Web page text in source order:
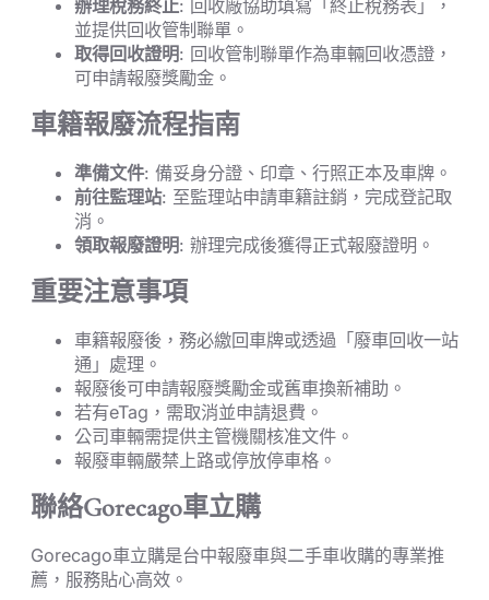
辦理稅務終止: 回收廠協助填寫「終止稅務表」，
並提供回收管制聯單。
取得回收證明: 回收管制聯單作為車輛回收憑證，
可申請報廢獎勵金。
車籍報廢流程指南
準備文件: 備妥身分證、印章、行照正本及車牌。
前往監理站: 至監理站申請車籍註銷，完成登記取
消。
領取報廢證明: 辦理完成後獲得正式報廢證明。
重要注意事項
車籍報廢後，務必繳回車牌或透過「廢車回收一站
通」處理。
報廢後可申請報廢獎勵金或舊車換新補助。
若有eTag，需取消並申請退費。
公司車輛需提供主管機關核准文件。
報廢車輛嚴禁上路或停放停車格。
聯絡Gorecago車立購
Gorecago車立購是台中報廢車與二手車收購的專業推
薦，服務貼心高效。